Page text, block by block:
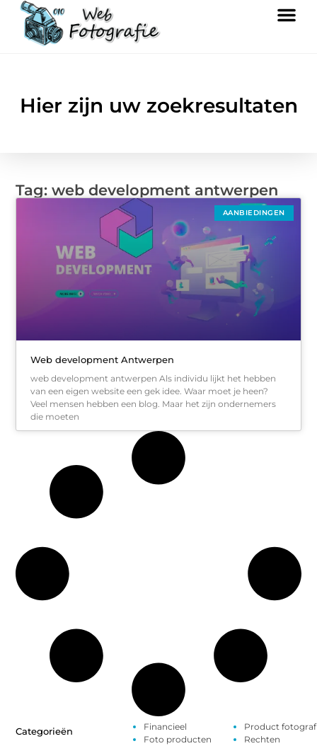
Hier zijn uw zoekresultaten
Tag: web development antwerpen
AANBIEDINGEN
Web development Antwerpen
web development antwerpen Als individu lijkt het hebben
van een eigen website een gek idee. Waar moet je heen?
Veel mensen hebben een blog. Maar het zijn ondernemers
die moeten
Categorieën
Financieel
Foto producten
Product
Rechten